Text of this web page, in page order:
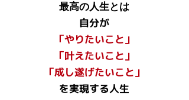
最高の人生とは
自分が
「やりたいこと」
「叶えたいこと」
「成し遂げたいこと」
を実現する人生